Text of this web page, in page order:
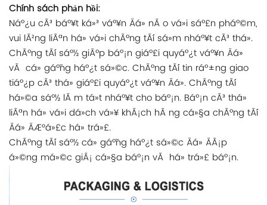
Chính sách phản hồi:
Náº¿u cÃ³ báº¥t ká»³ váº¥n Äá» nÃ o vá»i sáº£n pháº©m,
vui lÃ²ng liÃªn há» vá»i chÃºng tÃ´i sá»m nháº¥t cÃ³ thá».
ChÃºng tÃ´i sáº½ giÃºp báº¡n giáº£i quyáº¿t váº¥n Äá»
vÃ cá» gáº¯ng háº¿t sá»©c. ChÃºng tÃ´i tin ráº±ng giao
tiáº¿p cÃ³ thá» giáº£i quyáº¿t váº¥n Äá». ChÃºng tÃ´i
há»©a sáº½ lÃ m tá»t nháº¥t cho báº¡n. Báº¡n cÃ³ thá»
liÃªn há» vá»i dá»ch vá»¥ khÃ¡ch hÃ ng cá»§a chÃºng tÃ´i
Äá» ÄÆ°á»£c há» trá»£.
ChÃºng tÃ´i sáº½ cá» gáº¯ng háº¿t sá»©c Äá» ÄÃ¡p
á»©ng má»©c giÃ¡ cá»§a báº¡n vÃ há» trá»£ báº¡n.